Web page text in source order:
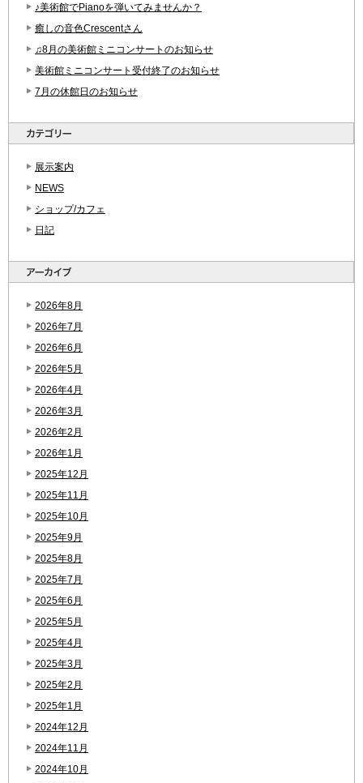
♪美術館でPianoを弾いてみませんか？
癒しの音色Crescentさん
♫8月の美術館ミニコンサートのお知らせ
美術館ミニコンサート受付終了のお知らせ
7月の休館日のお知らせ
展示案内
NEWS
ショップ/カフェ
日記
2026年8月
2026年7月
2026年6月
2026年5月
2026年4月
2026年3月
2026年2月
2026年1月
2025年12月
2025年11月
2025年10月
2025年9月
2025年8月
2025年7月
2025年6月
2025年5月
2025年4月
2025年3月
2025年2月
2025年1月
2024年12月
2024年11月
2024年10月